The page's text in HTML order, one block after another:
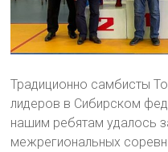
Традиционно самбисты
лидеров в Сибирском
нашим ребятам удалось
межрегиональных